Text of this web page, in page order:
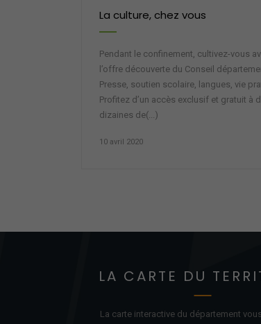
La culture, chez vous
Pendant le confinement, cultivez-vous
l’offre découverte du Conseil
Presse, soutien scolaire, langues, vie
Profitez d’un accès exclusif et gratuit à
dizaines de(...)
10 avril 2020
LA CARTE DU
La carte interactive du département